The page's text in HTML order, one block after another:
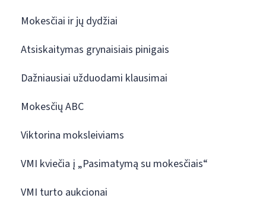
Mokesčiai ir jų dydžiai
Atsiskaitymas grynaisiais pinigais
Dažniausiai užduodami klausimai
Mokesčių ABC
Viktorina moksleiviams
VMI kviečia į „Pasimatymą su mokesčiais“
VMI turto aukcionai